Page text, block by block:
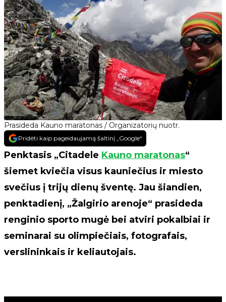
Prasideda Kauno maratonas / Organizatorių nuotr.
Pridėti kaip pageidaujamą šaltinį „Google“
Penktasis „Citadele Kauno maratonas“
šiemet kviečia visus kauniečius ir miesto
svečius į trijų dienų šventę. Jau šiandien,
penktadienį, „Žalgirio arenoje“ prasideda
renginio sporto mugė bei atviri pokalbiai ir
seminarai su olimpiečiais, fotografais,
verslininkais ir keliautojais.